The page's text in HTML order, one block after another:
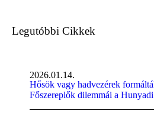
Legutóbbi Cikkek
Hősök vagy hadvezérek
Főszereplők dilemmái a Hunyadi
2026.01.14.